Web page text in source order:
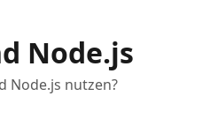
Node.js
Node.js nutzen?